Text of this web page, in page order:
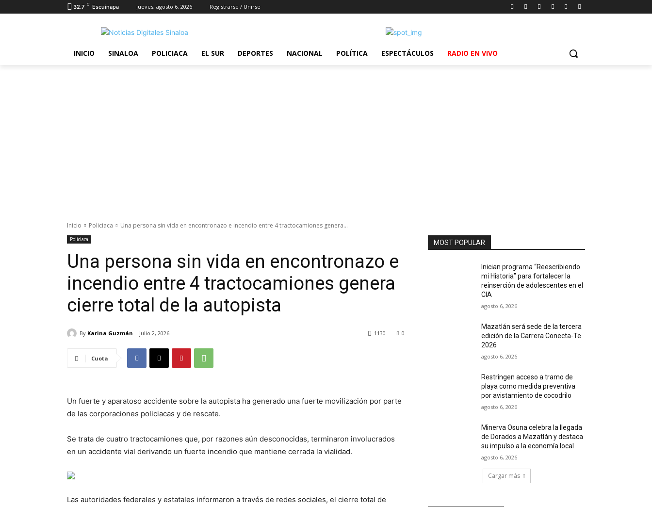
32.7 C Escuinapa jueves, agosto 6, 2026 Registrarse / Unirse
INICIO SINALOA POLICIACA EL SUR DEPORTES NACIONAL POLÍTICA ESPECTÁCULOS RADIO EN VIVO
Inicio Policiaca Una persona sin vida en encontronazo e incendio entre 4 tractocamiones genera...
Policiaca
Una persona sin vida en encontronazo e
incendio entre 4 tractocamiones genera
cierre total de la autopista
By Karina Guzmán julio 2, 2026 0
1130
Cuota
Un fuerte y aparatoso accidente sobre la autopista ha generado una fuerte movilización por parte
de las corporaciones policiacas y de rescate.
Se trata de cuatro tractocamiones que, por razones aún desconocidas, terminaron involucrados
en un accidente vial derivando un fuerte incendio que mantiene cerrada la vialidad.
Las autoridades federales y estatales informaron a través de redes sociales, el cierre total de
MOST POPULAR
Inician programa “Reescribiendo
mi Historia” para fortalecer la
reinserción de adolescentes en el
CIA
agosto 6, 2026
Mazatlán será sede de la tercera
edición de la Carrera Conecta-Te
2026
agosto 6, 2026
Restringen acceso a tramo de
playa como medida preventiva
por avistamiento de cocodrilo
agosto 6, 2026
Minerva Osuna celebra la llegada
de Dorados a Mazatlán y destaca
su impulso a la economía local
agosto 6, 2026
Cargar más